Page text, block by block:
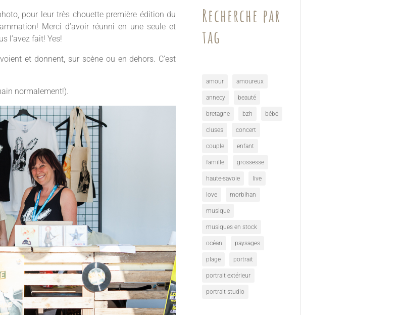
pour leur très chouette première édition du
Merci d’avoir réunni en une seule et
l’avez fait! Yes!
et donnent, sur scène ou en dehors. C’est
normalement!).
Recherche par
tag
amour amoureux
annecy beauté
bretagne bzh bébé
cluses concert
couple enfant
famille grossesse
haute-savoie live
love morbihan
musique
musiques en stock
océan paysages
plage portrait
portrait extérieur
portrait studio